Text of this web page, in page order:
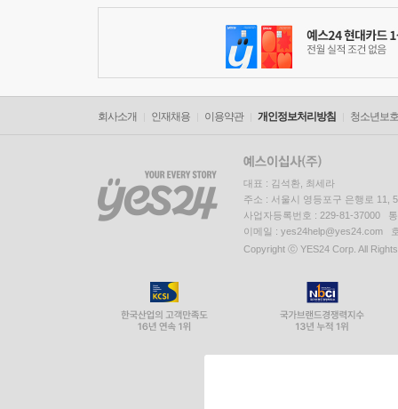
회사소개 인재채용 이용약관 개인정보처리방침 청소년보
대표 : 김석환, 최세라
주소 : 서울시 영등포구 은행로 11,
사업자등록번호 : 229-81-37000
이메일 : yes24help@yes24.com
Copyright ⓒ YES24 Corp. All